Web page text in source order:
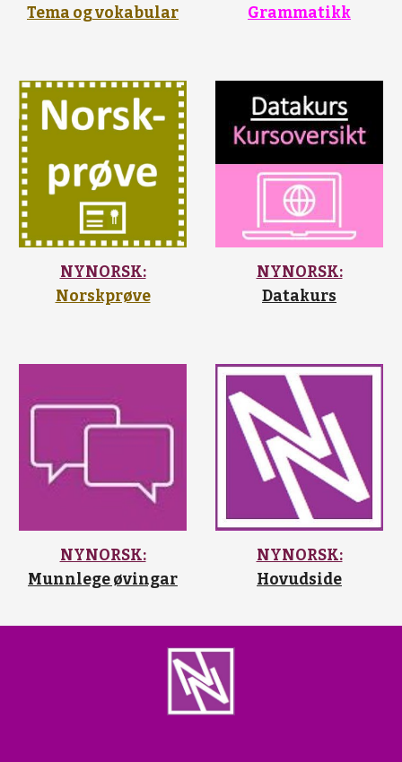
Tema og vokabular
Grammatikk
NYNORSK:
Norskprøve
NYNORSK:
Datakurs
NYNORSK:
Munnlege øvingar
NYNORSK:
Hovudside